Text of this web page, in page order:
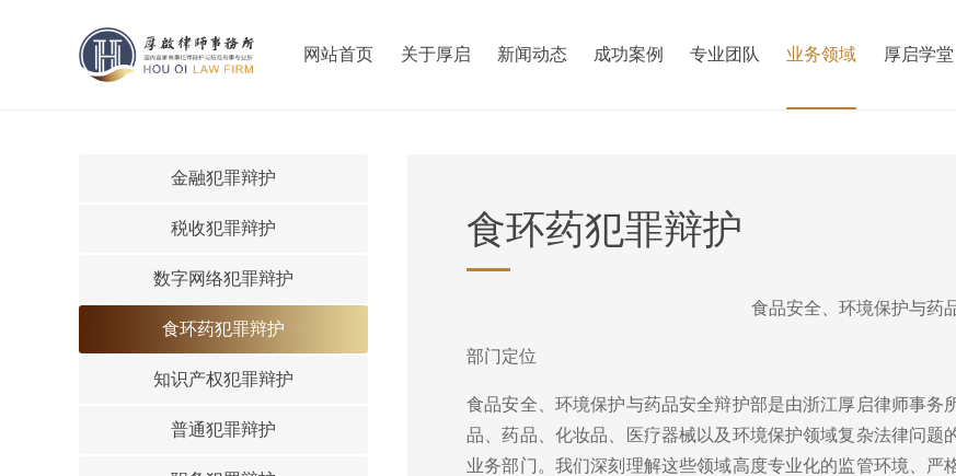
网站首页 关于厚启 新闻动态 成功案例 专业团队 业务领域 厚启学堂
金融犯罪辩护
税收犯罪辩护
数字网络犯罪辩护
食环药犯罪辩护
知识产权犯罪辩护
普通犯罪辩护
食环药犯罪辩护
食品安全、环境保护与药
部门定位
食品安全、环境保护与药品安全辩护部是由浙江厚启律师事
品、药品、化妆品、医疗器械以及环境保护领域复杂法律问
业务部门。我们深刻理解这些领域高度专业化的监管环境、